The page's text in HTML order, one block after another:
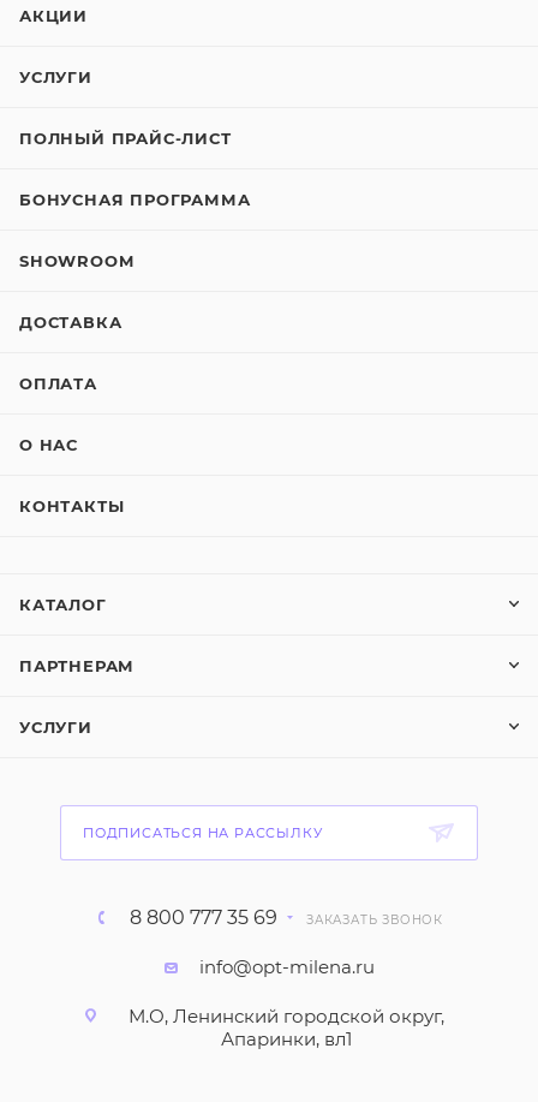
АКЦИИ
УСЛУГИ
ПОЛНЫЙ ПРАЙС-ЛИСТ
БОНУСНАЯ ПРОГРАММА
SHOWROOM
ДОСТАВКА
ОПЛАТА
О НАС
КОНТАКТЫ
КАТАЛОГ
ПАРТНЕРАМ
УСЛУГИ
ПОДПИСАТЬСЯ НА РАССЫЛКУ
8 800 777 35 69 ЗАКАЗАТЬ ЗВОНОК
info@opt-milena.ru
М.О, Ленинский городской округ,
Апаринки, вл1